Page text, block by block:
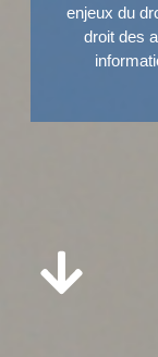
enjeux du
droit des